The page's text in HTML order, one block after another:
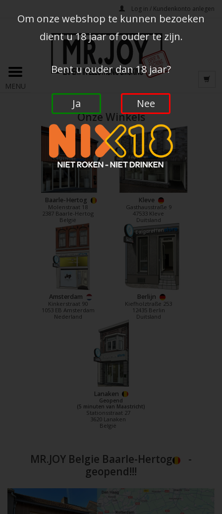
Log in / Kundenkonto anlegen
MENU
Onze Winkels
Baarle-Hertog
Molenstraat 18
2387 Baarle-Hertog
België
Kleve
Gasthausstraße 9
47533 Kleve
Duitsland
Amsterdam
Kinkerstraat 90
1053 EB Amsterdam
Nederland
Berlijn
Kiefholztraße 253
12435 Berlin
Duitsland
Lanaken
Geopend
(5 minuten van Maastricht)
Stationsstraat 27
3620 Lanaken
België
MR.JOY Belgie Baarle-Hertog
-
geopend!!!
Om onze webshop te kunnen bezoeken
dient u 18 jaar of ouder te zijn.
Bent u ouder dan 18 jaar?
Ja Nee